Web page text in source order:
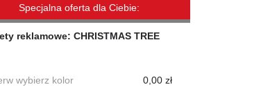
Specjalna oferta dla Ciebie:
reklamowe: CHRISTMAS TREE
wybierz kolor 0,00 zł